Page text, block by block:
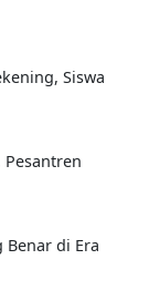
Siswa
Benar di Era